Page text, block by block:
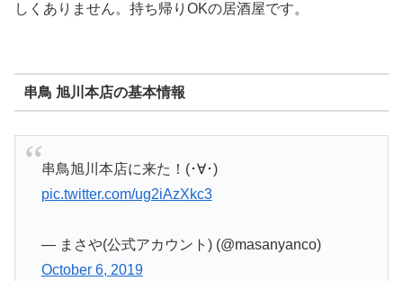
しくありません。持ち帰りOKの居酒屋です。
串鳥 旭川本店の基本情報
串鳥旭川本店に来た！(･∀･)
pic.twitter.com/ug2iAzXkc3
— まさや(公式アカウント) (@masanyanco)
October 6, 2019